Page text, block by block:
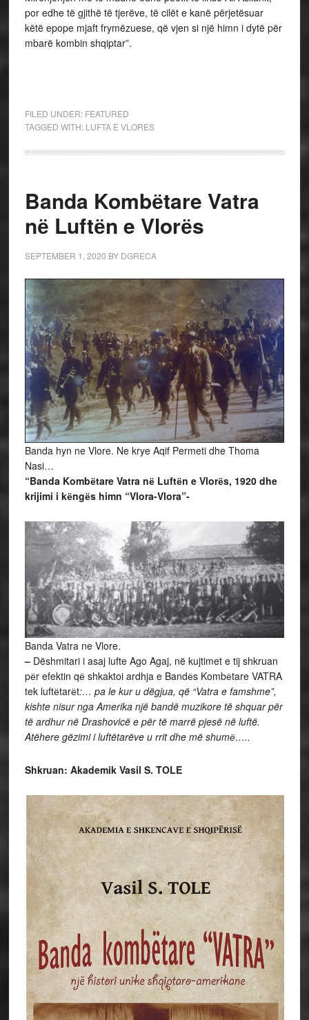
por edhe të gjithë të tjerëve, të cilët e kanë përjetësuar
këtë epope mjaft frymëzuese, që vjen si një himn i dytë për
mbarë kombin shqiptar”.
FILED UNDER: FEATURED
TAGGED WITH: LUFTA E VLORES
Banda Kombёtare Vatra
nё Luftёn e Vlorёs
SEPTEMBER 1, 2020 BY DGRECA
Banda hyn ne Vlore. Ne krye Aqif Permeti dhe Thoma
Nasi…
“Banda Kombёtare Vatra nё Luftёn e Vlorёs, 1920 dhe
krijimi i kёngёs himn “Vlora-Vlora”-
Banda Vatra ne Vlore.
–Dëshmitari i asaj lufte Ago Agaj, në kujtimet e tij shkruan
pёr efektin qё shkaktoi ardhja e Bandёs Kombёtare VATRA
tek luftёtarёt:… pa le kur u dëgjua, që “Vatra e famshme”,
kishte nisur nga Amerika një bandë muzikore të shquar për
të ardhur në Drashovicë e për të marrë pjesë në luftë.
Atëhere gëzimi i luftëtarëve u rrit dhe më shumё…..
Shkruan: Akademik Vasil S. TOLE